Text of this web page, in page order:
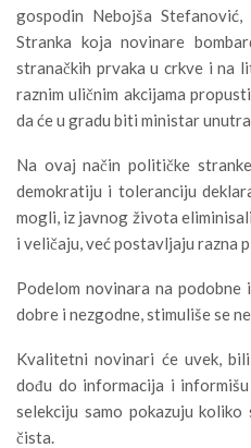
gospodin Nebojša
Stranka koja novinare
stranačkih prvaka u crkve i na
raznim uličnim akcijama
da će u gradu biti ministar
Na ovaj način političke
demokratiju i toleranciju
mogli, iz javnog života
i veličaju, već postavljaju razna
Podelom novinara na podobne i
dobre i nezgodne, stimuliše se
Kvalitetni novinari će uvek,
dođu do informacija i
selekciju samo pokazuju
čista.